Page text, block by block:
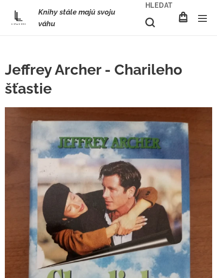
Knihy stále majú svoju
váhu
HLEDAT
Jeffrey Archer - Charileho
šťastie